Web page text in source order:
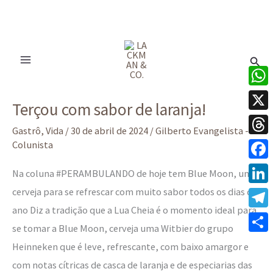
Terçou com sabor de laranja!
Gastrô, Vida /30 de abril de 2024 /Gilberto Evangelista -
Colunista
Na coluna #PERAMBULANDO de hoje tem Blue Moon, uma
cerveja para se refrescar com muito sabor todos os dias do
ano Diz a tradição que a Lua Cheia é o momento ideal para
se tomar a Blue Moon, cerveja uma Witbier do grupo
Heinneken que é leve, refrescante, com baixo amargor e
com notas cítricas de casca de laranja e de especiarias das
com
sabor
de
X